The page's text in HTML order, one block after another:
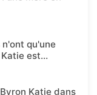
qu'une
est
Katie dans